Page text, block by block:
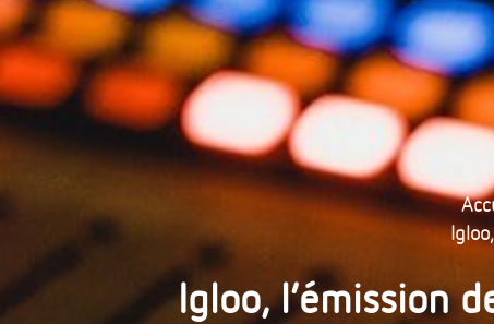
Igloo, l’émission